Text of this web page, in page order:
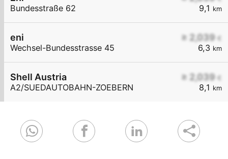
9,1 km
Bundesstraße 62
≥ 2,039 €
6,3 km
eni
Wechsel-Bundesstrasse 45
≥ 2,039 €
8,1 km
Shell Austria
A2/SUEDAUTOBAHN-ZOEBERN